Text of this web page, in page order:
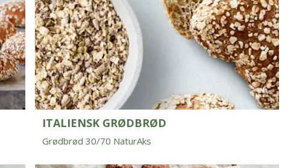
ITALIENSK GRØDBRØD
Grødbrød 30/70 NaturAks